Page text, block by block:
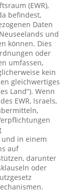
(EWR),
befindest,
Daten
und
können. Dies
oder
umfassen,
kein
gleichwertiges
Land“). Wenn
EWR, Israels,
in einem
auf
darunter
oder